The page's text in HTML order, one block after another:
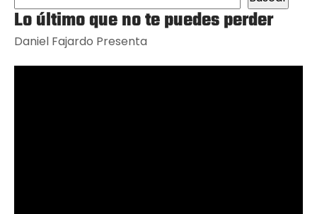
Lo último que no te puedes perder
Daniel Fajardo Presenta